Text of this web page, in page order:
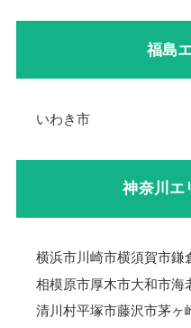
福島
いわき市
神奈川エ
横浜市川崎市横須賀市鎌
相模原市厚木市大和市海
清川村平塚市藤沢市茅ヶ